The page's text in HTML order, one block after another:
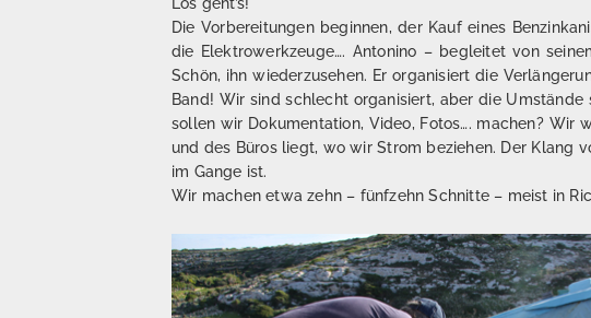
Die Vorbereitungen beginnen, der Kauf eines
die Elektrowerkzeuge…. Antonino – begleitet von
Schön, ihn wiederzusehen. Er organisiert die
Band! Wir sind schlecht organisiert, aber die
sollen wir Dokumentation, Video, Fotos…. machen? Wir
und des Büros liegt, wo wir Strom beziehen. Der Klang
im Gange ist.
Wir machen etwa zehn – fünfzehn Schnitte – meist in